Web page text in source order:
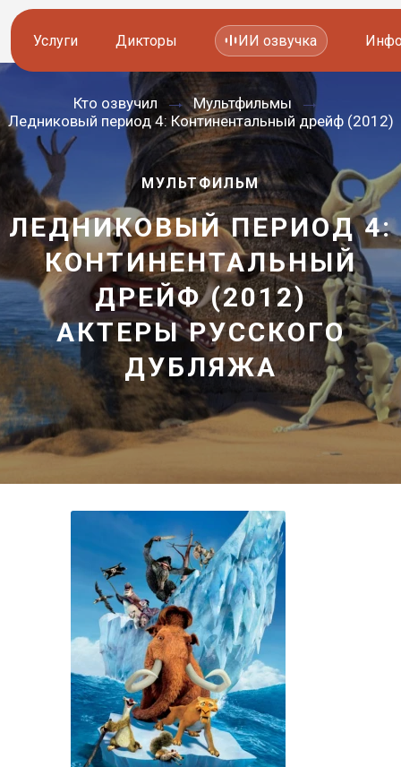
Услуги
Озвучка видео
Работа с аудио
Работа с текстом
Локализация и перевод
Другие услуги
8 800 200-45-51
Заказать звонок
Дикторы
Иностранные дикторы
Русские дикторы
Актеры озвучки
Контакты дикторов
ИИ голоса
8 800 200-45-51
Заказать звонок
ИИ озвучка
Кто озвучил
Мультфильмы
Ледниковый период 4: Континентальный дрейф (2012)
МУЛЬТФИЛЬМ
ЛЕДНИКОВЫЙ ПЕРИОД 4:
КОНТИНЕНТАЛЬНЫЙ
ДРЕЙФ (2012)
—
АКТЕРЫ РУССКОГО
ДУБЛЯЖА